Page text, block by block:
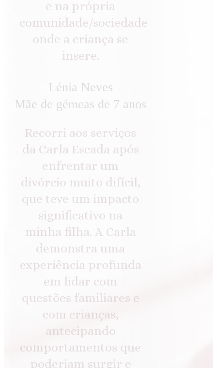
e na própria
comunidade/sociedade
onde a criança se
insere.
Lénia Neves
Mãe de gémeas de 7 anos
Recorri aos serviços
da Carla Escada após
enfrentar um
divórcio muito difícil,
que teve um impacto
significativo na
minha filha. A Carla
demonstra uma
experiência profunda
em lidar com
questões familiares e
com crianças,
antecipando
comportamentos que
poderiam surgir e